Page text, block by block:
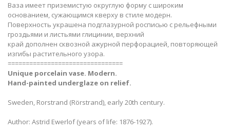
Ваза имеет приземистую округлую форму с широким
основанием, сужающимся кверху в стиле модерн.
Поверхность украшена подглазурной росписью с рельефными
гроздьями и листьями глицинии, верхний
край дополнен сквозной ажурной перфорацией, повторяющей
изгибы растительного узора.
================================
Unique porcelain vase. Modern.
Hand-painted underglaze on relief.
Sweden, Rorstrand (Rörstrand), early 20th century.
Author: Astrid Ewerlof (years of life: 1876-1927).